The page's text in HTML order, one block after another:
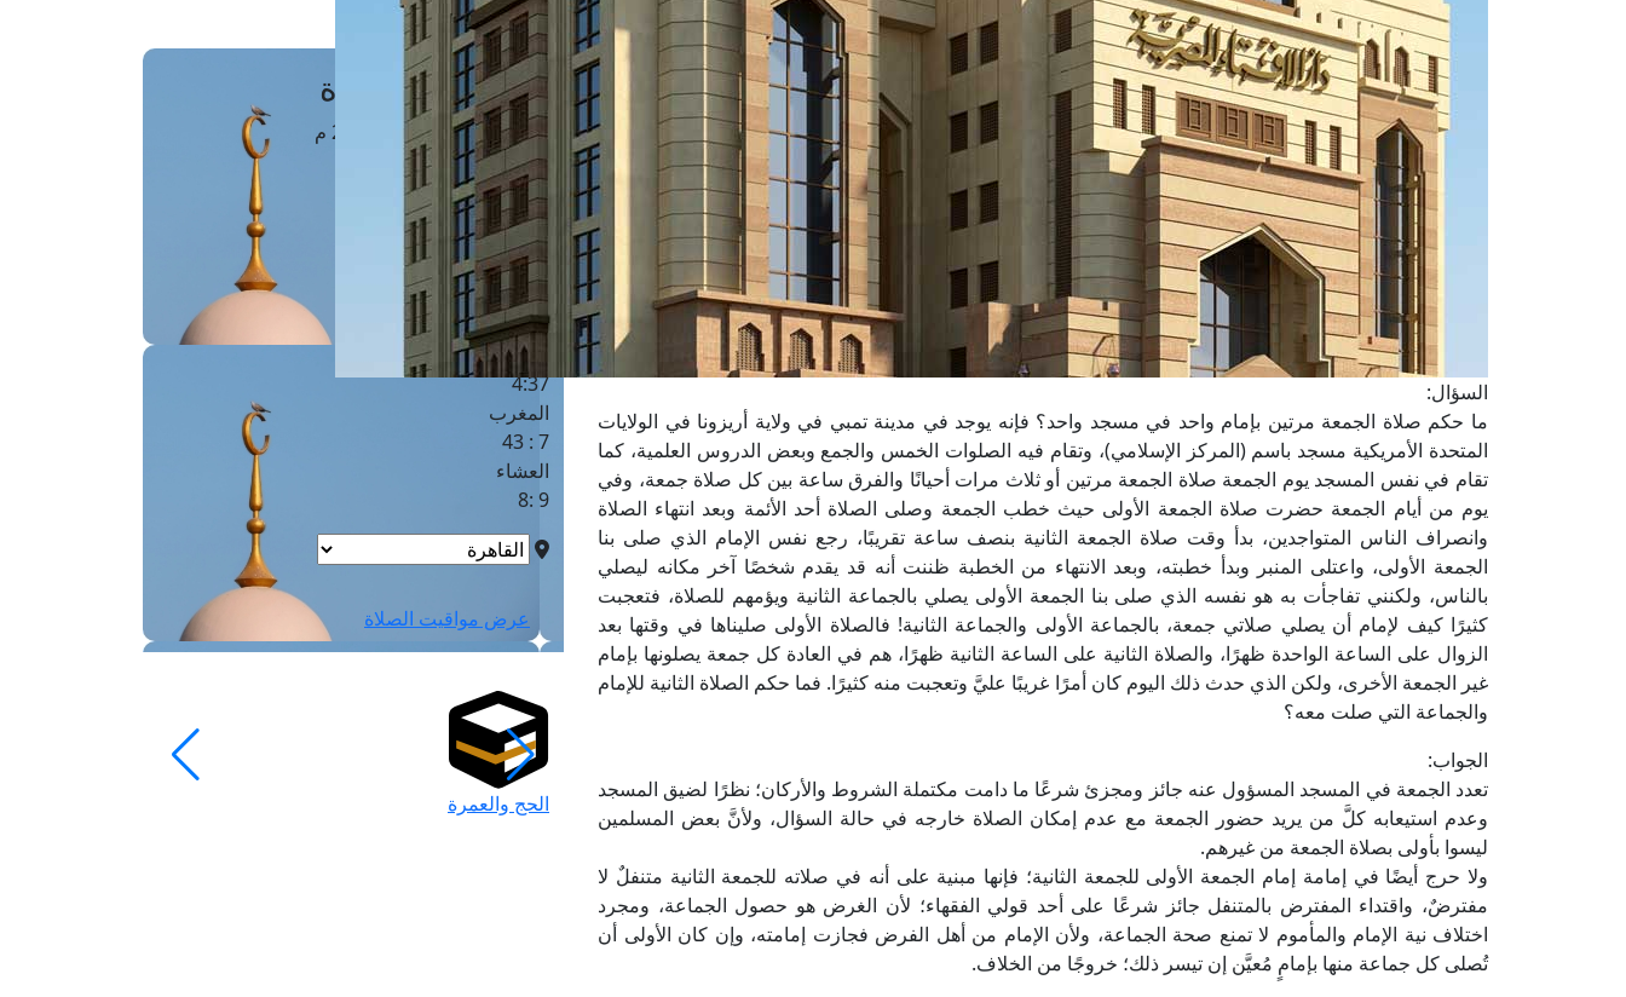
السؤال:
ما حكم صلاة الجمعة مرتين بإمام واحد في مسجد واحد؟ فإنه يوجد في مدينة تمبي في ولاية أريزونا في الولايات
المتحدة الأمريكية مسجد باسم (المركز الإسلامي)، وتقام فيه الصلوات الخمس والجمع وبعض الدروس العلمية، كما
تقام في نفس المسجد يوم الجمعة صلاة الجمعة مرتين أو ثلاث مرات أحيانًا والفرق ساعة بين كل صلاة جمعة، وفي
يوم من أيام الجمعة حضرت صلاة الجمعة الأولى حيث خطب الجمعة وصلى الصلاة أحد الأئمة وبعد انتهاء الصلاة
وانصراف الناس المتواجدين، بدأ وقت صلاة الجمعة الثانية بنصف ساعة تقريبًا، رجع نفس الإمام الذي صلى بنا
الجمعة الأولى، واعتلى المنبر وبدأ خطبته، وبعد الانتهاء من الخطبة ظننت أنه قد يقدم شخصًا آخر مكانه ليصلي
بالناس، ولكنني تفاجأت به هو نفسه الذي صلى بنا الجمعة الأولى يصلي بالجماعة الثانية ويؤمهم للصلاة، فتعجبت
كثيرًا كيف لإمام أن يصلي صلاتي جمعة، بالجماعة الأولى والجماعة الثانية! فالصلاة الأولى صليناها في وقتها بعد
الزوال على الساعة الواحدة ظهرًا، والصلاة الثانية على الساعة الثانية ظهرًا، هم في العادة كل جمعة يصلونها بإمام
غير الجمعة الأخرى، ولكن الذي حدث ذلك اليوم كان أمرًا غريبًا عليَّ وتعجبت منه كثيرًا. فما حكم الصلاة الثانية للإمام
والجماعة التي صلت معه؟
الجواب:
تعدد الجمعة في المسجد المسؤول عنه جائز ومجزئ شرعًا ما دامت مكتملة الشروط والأركان؛ نظرًا لضيق المسجد
وعدم استيعابه كلَّ من يريد حضور الجمعة مع عدم إمكان الصلاة خارجه في حالة السؤال، ولأنَّ بعض المسلمين
ليسوا بأولى بصلاة الجمعة من غيرهم.
ولا حرج أيضًا في إمامة إمام الجمعة الأولى للجمعة الثانية؛ فإنها مبنية على أنه في صلاته للجمعة الثانية متنفلٌ لا
مفترضٌ، واقتداء المفترض بالمتنفل جائز شرعًا على أحد قولي الفقهاء؛ لأن الغرض هو حصول الجماعة، ومجرد
اختلاف نية الإمام والمأموم لا تمنع صحة الجماعة، ولأن الإمام من أهل الفرض فجازت إمامته، وإن كان الأولى أن
تُصلى كل جماعة منها بإمامٍ مُعيَّن إن تيسر ذلك؛ خروجًا من الخلاف.
الفتوى الهاتفية
مَواقِيتُ الصَّـــلاة
القاهرة · 08 أغسطس 2026 م
الفجر
الشروق
6 :18
الظهر
1 : 1
العصر
4:37
المغرب
7 : 43
العشاء
9 :8
عرض مواقيت الصلاة
الحج والعمرة